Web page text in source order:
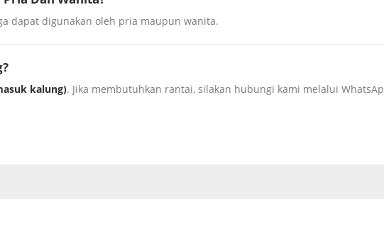
dapat digunakan oleh pria maupun wanita.
kalung). Jika membutuhkan rantai, silakan hubungi kami melalui